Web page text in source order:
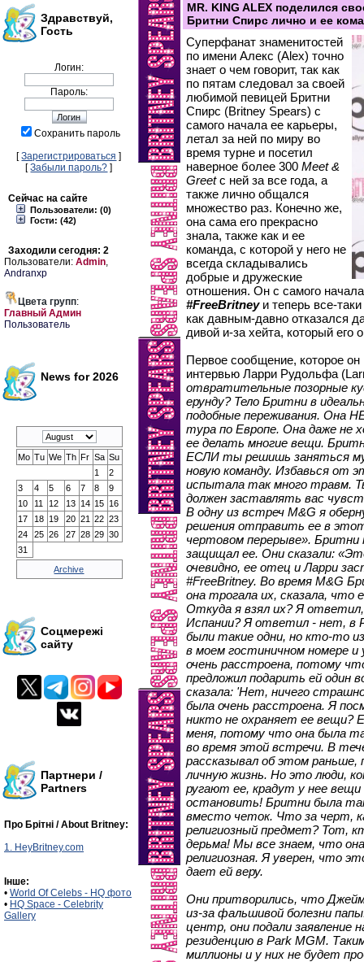
Здравствуй,
Гость
Логин:
Пароль:
Сохранить пароль
[Зарегистрироваться ]
[Забыли пароль? ]
Сейчас на сайте
Пользователи: (0)
Гости: (42)
Заходили сегодня: 2
Пользователи: Admin,
Andranxp
Цвета групп:
Главный Админ
Пользователь
News for 2026
Mo Tu We Th Fr Sa Su
1
2
3
4 5 6 7 8
9
10
11 12 13 14 15 16
17
18 19 20 21 22 23
24
25 26 27 28 29 30
31
Archive
Соцмережі
сайту
Партнери /
Partners
Про Брітні / About Britney:
1. HeyBritney.com
Інше:
• World Of Celebs - HQ фото
• HQ Space - Celebrity
Gallery
MR. KING ALEX поделился
Бритни Спирс лично и ее
Суперфанат знаменитостей
по имени Алекс (Alex) точно
знает о чем говорит, так как
по пятам следовал за своей
любимой певицей Бритни
Спирс (Britney Spears) с
самого начала ее карьеры,
летал за ней по миру во
время турне и посетил
наверное более 300 Meet &
Greetс ней за все года, а
также лично общался
множество раз. Конечно же,
она сама его прекрасно
знала, также как и ее
команда, с которой у него не
всегда складывались
добрые и дружеские
отношения. Он с самого
#FreeBritneyи теперь все-
как давным-давно отказался
дивой и-за хейта, который его
Первое сообщение, которое
интервью Ларри Рудольфа
отвратительные позорные
ерунду? Тело Бритни в
подобные переживания. Она
тура по Европе. Она даже не
ее делать многие вещи.
ЕСЛИ ты решишь заняться
новую команду. Избавься от
испытала так много травм.
должен заставлять вас
В одну из встреч M&G я
решения отправить ее в
чертовом перерыве». Бритни
защищал ее. Они сказали:
очевидно, ее отец и Ларри
#FreeBritney. Во время M&G
она трогала их, сказала, что
Откуда я взял их? Я
Испании? Я ответил - нет, в
были такие одни, но кто-то
в моем гостиничном номере и
очень расстроена, потому
предложил подарить ей один
сказала: 'Нет, ничего
была очень расстроена. Я
никто не охраняет ее вещи?
меня, потому что она была
во время этой встречи. В
рассказывал об этом
личную жизнь. Но это люди,
ругают ее, крадут у нее
остановить! Бритни была
вместо четок. Что за черт,
религиозный предмет? Тот,
дерьма! Мы все знаем, что
религиозная. Я уверен, что
дает ей веру.
Они притворились, что
из-за фальшивой болезни
центр, они подали заявление
резиденцию в Park MGM.
миллионы и у них не будет